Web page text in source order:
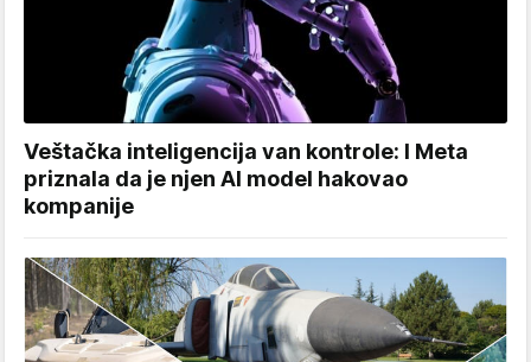
Veštačka inteligencija van kontrole: I Meta
priznala da je njen AI model hakovao
kompanije